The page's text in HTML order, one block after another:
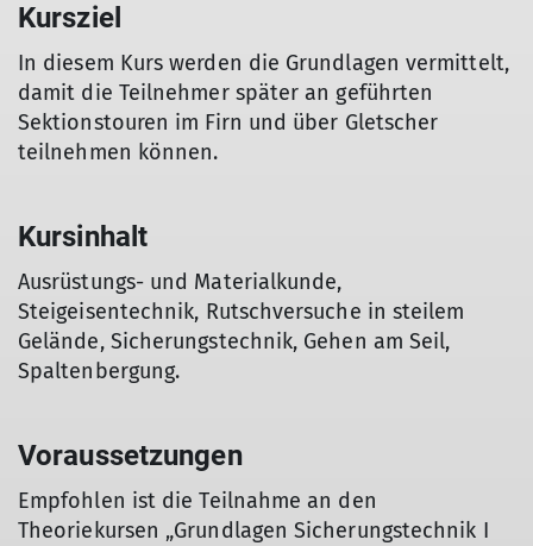
Kursziel
In diesem Kurs werden die Grundlagen vermittelt,
damit die Teilnehmer später an geführten
Sektionstouren im Firn und über Gletscher
teilnehmen können.
Kursinhalt
Ausrüstungs- und Materialkunde,
Steigeisentechnik, Rutschversuche in steilem
Gelände, Sicherungstechnik, Gehen am Seil,
Spaltenbergung.
Voraussetzungen
Empfohlen ist die Teilnahme an den
Theoriekursen „Grundlagen Sicherungstechnik I